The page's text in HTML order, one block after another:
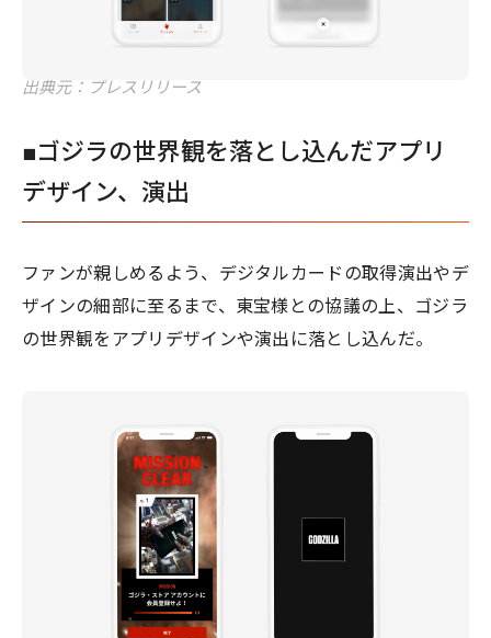
出典元：プレスリリース
■ゴジラの世界観を落とし込んだアプリ
デザイン、演出
ファンが親しめるよう、デジタルカードの取得演出やデ
ザインの細部に至るまで、東宝様との協議の上、ゴジラ
の世界観をアプリデザインや演出に落とし込んだ。